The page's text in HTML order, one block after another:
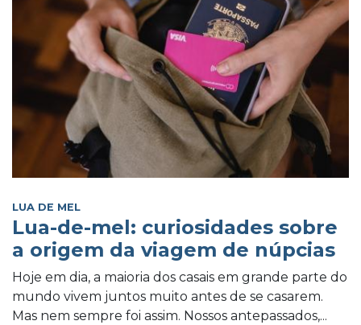
LUA DE MEL
Lua-de-mel: curiosidades sobre
a origem da viagem de núpcias
Hoje em dia, a maioria dos casais em grande parte do
mundo vivem juntos muito antes de se casarem.
Mas nem sempre foi assim. Nossos antepassados,...